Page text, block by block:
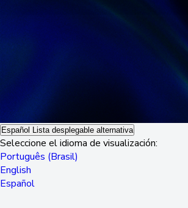
Español Lista desplegable alternativa
Seleccione el idioma de visualización:
Português (Brasil)
English
Español